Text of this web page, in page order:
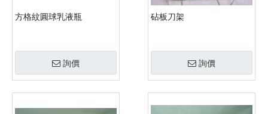
方格紋圓球乳液瓶
詢價
砧板刀架
詢價